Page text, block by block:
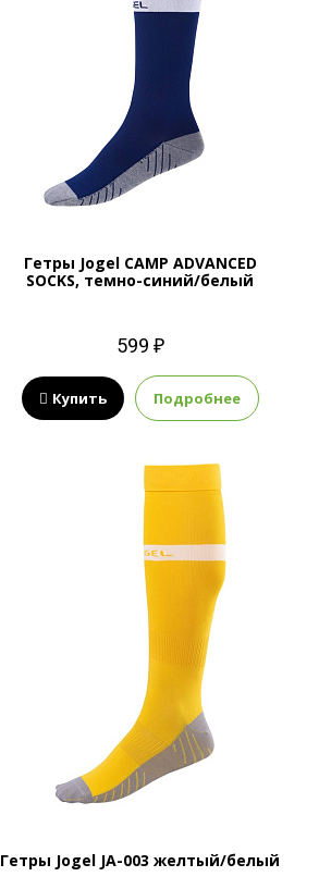
Гетры Jogel CAMP ADVANCED
SOCKS, темно-синий/белый
599 ₽
Купить Подробнее
Гетры Jogel JA-003 желтый/белый